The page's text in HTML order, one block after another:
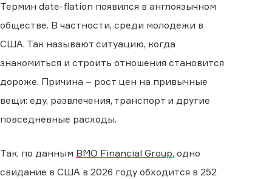
Термин date-flation появился в англоязычном
обществе. В частности, среди молодежи в
США. Так называют ситуацию, когда
знакомиться и строить отношения становится
дороже. Причина – рост цен на привычные
вещи: еду, развлечения, транспорт и другие
повседневные расходы.
Так, по данным BMO Financial Group, одно
свидание в США в 2026 году обходится в 252